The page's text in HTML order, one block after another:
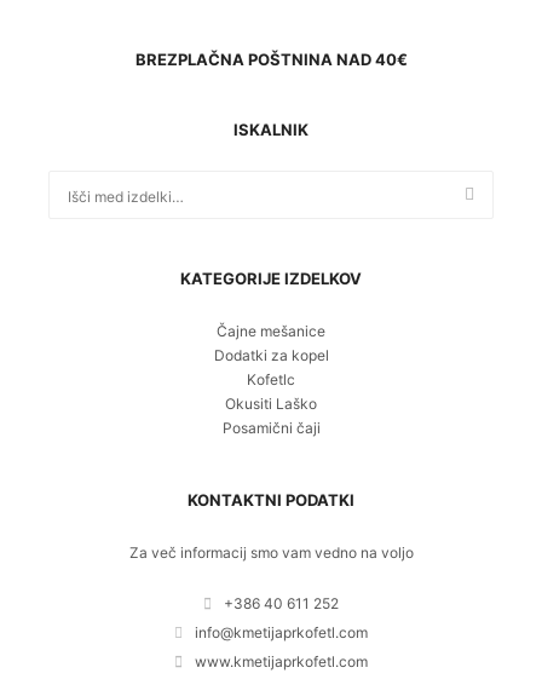
BREZPLAČNA POŠTNINA NAD 40€
ISKALNIK
KATEGORIJE IZDELKOV
Čajne mešanice
Dodatki za kopel
Kofetlc
Okusiti Laško
Posamični čaji
KONTAKTNI PODATKI
Za več informacij smo vam vedno na voljo
+386 40 611 252
info@kmetijaprkofetl.com
www.kmetijaprkofetl.com